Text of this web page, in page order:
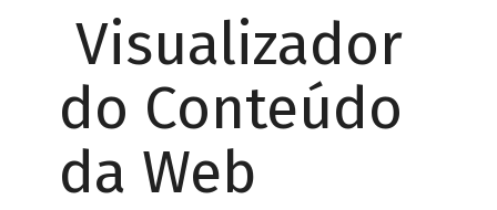
Visualizador
do Conteúdo
da Web